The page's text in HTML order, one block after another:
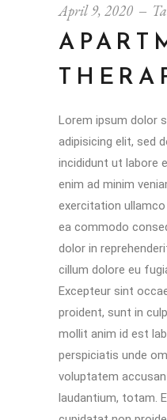
April 9, 2020
Lorem ipsum dolor
adipisicing elit, sed
incididunt ut labore
enim ad minim
exercitation
ea commodo
dolor in
cillum dolore eu
Excepteur sint
proident, sunt in
mollit anim id est
perspiciatis unde
voluptatem
laudantium, totam.